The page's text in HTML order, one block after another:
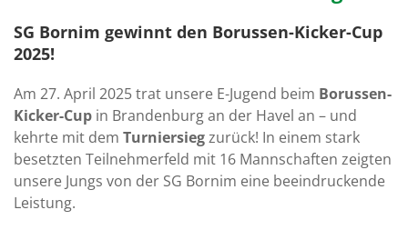
SG Bornim gewinnt den Borussen-Kicker-Cup
2025!
Am 27. April 2025 trat unsere E-Jugend beim Borussen-
Kicker-Cup in Brandenburg an der Havel an – und
kehrte mit dem Turniersiegzurück! In einem stark
besetzten Teilnehmerfeld mit 16 Mannschaften zeigten
unsere Jungs von der SG Bornim eine beeindruckende
Leistung.